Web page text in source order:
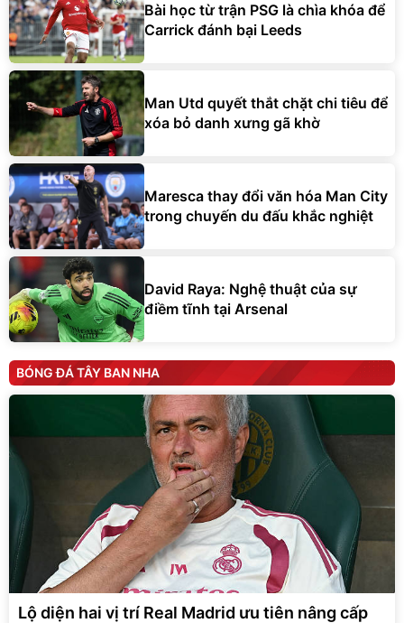
Bài học từ trận PSG là chìa khóa để
Carrick đánh bại Leeds
Man Utd quyết thắt chặt chi tiêu để
xóa bỏ danh xưng gã khờ
Maresca thay đổi văn hóa Man City
trong chuyến du đấu khắc nghiệt
David Raya: Nghệ thuật của sự
điềm tĩnh tại Arsenal
BÓNG ĐÁ TÂY BAN NHA
Lộ diện hai vị trí Real Madrid ưu tiên nâng cấp